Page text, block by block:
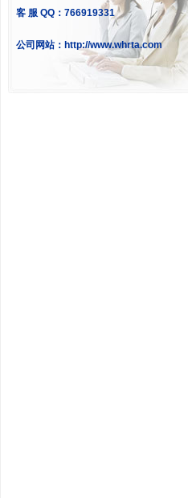
客 服 QQ：766919331
公司网站：http://www.whrta.com